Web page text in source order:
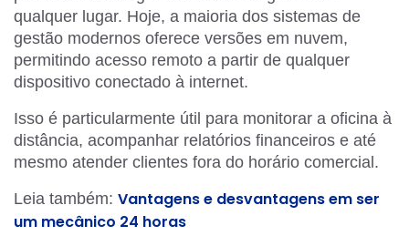
qualquer lugar. Hoje, a maioria dos sistemas de
gestão modernos oferece versões em nuvem,
permitindo acesso remoto a partir de qualquer
dispositivo conectado à internet.
Isso é particularmente útil para monitorar a oficina à
distância, acompanhar relatórios financeiros e até
mesmo atender clientes fora do horário comercial.
Leia também: Vantagens e desvantagens em ser
um mecânico 24 horas